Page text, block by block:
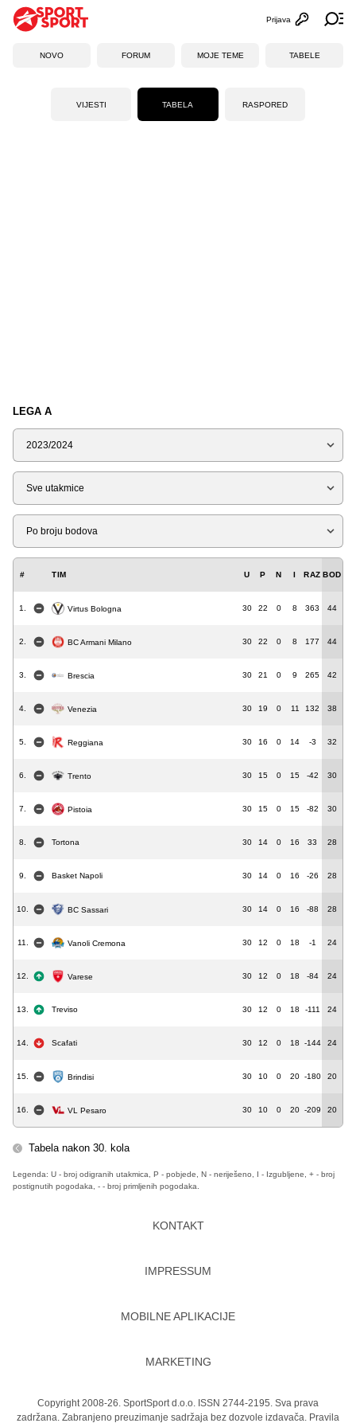
Otvori
Prijava
NOVO FORUM MOJE TEME TABELE
VIJESTI TABELA RASPORED
LEGA A
Sezona
Tip
Liga
# TIM U P N I RAZ BOD
1. Virtus Bologna 30 22 0 8 363 44
2. BC Armani Milano 30 22 0 8 177 44
3. Brescia 30 21 0 9 265 42
4. Venezia 30 19 0 11 132 38
5. Reggiana 30 16 0 14 -3 32
6. Trento 30 15 0 15 -42 30
7. Pistoia 30 15 0 15 -82 30
8. Tortona 30 14 0 16 33 28
9. Basket Napoli 30 14 0 16 -26 28
10. BC Sassari 30 14 0 16 -88 28
11. Vanoli Cremona 30 12 0 18 -1 24
12. Varese 30 12 0 18 -84 24
13. Treviso 30 12 0 18 -111 24
14. Scafati 30 12 0 18 -144 24
15. Brindisi 30 10 0 20 -180 20
16. VL Pesaro 30 10 0 20 -209 20
Tabela nakon 30. kola
Legenda: U - broj odigranih utakmica, P - pobjede, N - neriješeno, I - Izgubljene, + - broj
postignutih pogodaka, - - broj primljenih pogodaka.
KONTAKT
IMPRESSUM
MOBILNE APLIKACIJE
MARKETING
Copyright 2008-26. SportSport d.o.o. ISSN 2744-2195. Sva prava
zadržana. Zabranjeno preuzimanje sadržaja bez dozvole izdavača. Pravila